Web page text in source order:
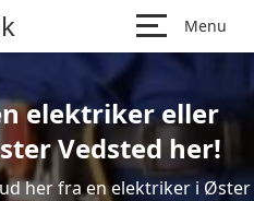
Menu
elektriker eller
Vedsted her!
her fra en elektriker i Øster